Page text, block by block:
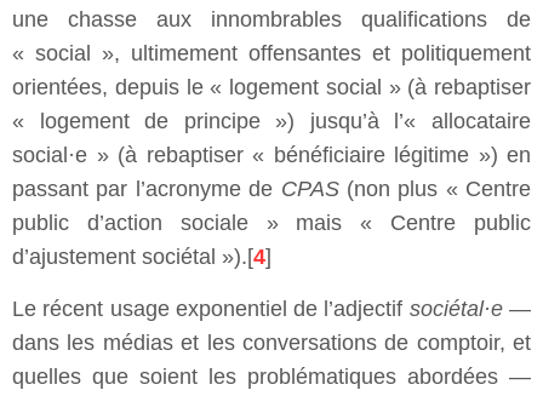
une chasse aux innombrables qualifications de
« social », ultimement offensantes et politiquement
orientées, depuis le « logement social » (à rebaptiser
« logement de principe ») jusqu’à l’« allocataire
social·e » (à rebaptiser « bénéficiaire légitime ») en
passant par l’acronyme de CPAS(non plus « Centre
public d’action sociale » mais « Centre public
d’ajustement sociétal »).[4]
Le récent usage exponentiel de l’adjectif sociétal·e—
dans les médias et les conversations de comptoir, et
quelles que soient les problématiques abordées —